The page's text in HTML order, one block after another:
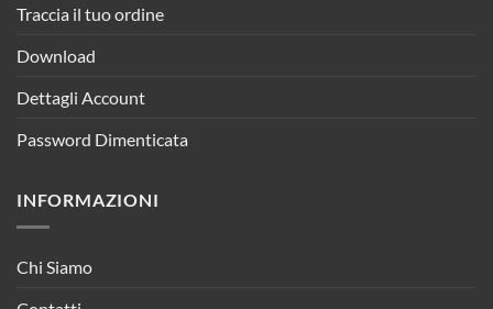
Traccia il tuo ordine
Download
Dettagli Account
Password Dimenticata
INFORMAZIONI
Chi Siamo